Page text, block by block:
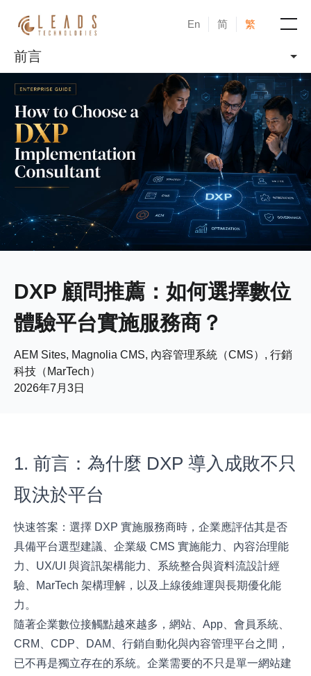
En 简 繁
產品
服務
成功案例
新聞與活動
部落格
DXP 顧問推薦：如何選擇數位
體驗平台實施服務商？
AEM Sites, Magnolia CMS, 內容管理系統（CMS）, 行銷
科技（MarTech）
2026年7月3日
前言
1. 前言：為什麼 DXP 導入成敗不只
取決於平台
快速答案：選擇 DXP 實施服務商時，企業應評估其是否
具備平台選型建議、企業級 CMS 實施能力、內容治理能
力、UX/UI 與資訊架構能力、系統整合與資料流設計經
驗、MarTech 架構理解，以及上線後維運與長期優化能
力。
隨著企業數位接觸點越來越多，網站、App、會員系統、
CRM、CDP、DAM、行銷自動化與內容管理平台之間，
已不再是獨立存在的系統。企業需要的不只是單一網站建